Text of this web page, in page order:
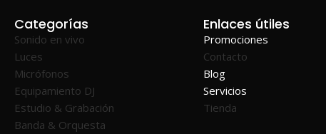
Categorías
Sonido en vivo
Luces
Micrófonos
Equipamiento DJ
Estudio & Grabación
Banda & Orquesta
Enlaces útiles
Promociones
Contacto
Blog
Servicios
Tienda